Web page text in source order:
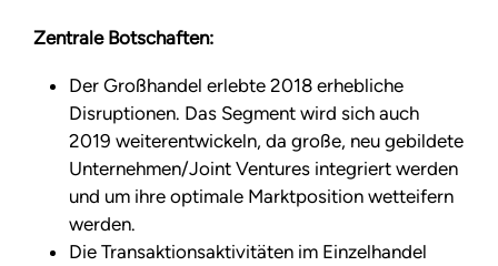
Zentrale Botschaften:
Der Großhandel erlebte 2018 erhebliche
Disruptionen. Das Segment wird sich auch
2019 weiterentwickeln, da große, neu gebildete
Unternehmen/Joint Ventures integriert werden
und um ihre optimale Marktposition wetteifern
werden.
Die Transaktionsaktivitäten im Einzelhandel